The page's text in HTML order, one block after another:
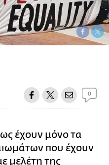
0
έχουν μόνο τα
που έχουν
μελέτη της